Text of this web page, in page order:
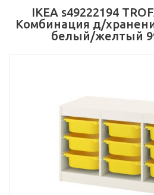
IKEA s49222194
Комбинация д/
белый/желтый